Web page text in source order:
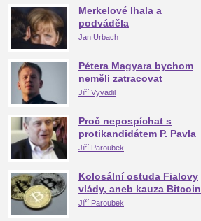
Merkelové lhala a
podváděla
Jan Urbach
Pétera Magyara bychom
neměli zatracovat
Jiří Vyvadil
Proč nepospíchat s
protikandidátem P. Pavla
Jiří Paroubek
Kolosální ostuda Fialovy
vlády, aneb kauza Bitcoin
Jiří Paroubek